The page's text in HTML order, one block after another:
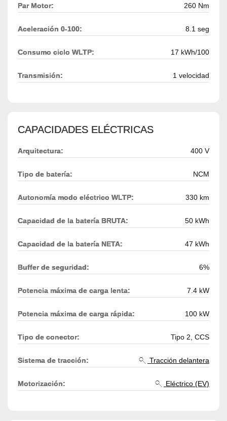
Par Motor: 260 Nm
Aceleración 0-100: 8.1 seg
Consumo ciclo WLTP: 17 kWh/100
Transmisión: 1 velocidad
CAPACIDADES ELÉCTRICAS
Arquitectura: 400 V
Tipo de batería: NCM
Autonomía modo eléctrico WLTP: 330 km
Capacidad de la batería BRUTA: 50 kWh
Capacidad de la batería NETA: 47 kWh
Buffer de seguridad: 6%
Potencia máxima de carga lenta: 7.4 kW
Potencia máxima de carga rápida: 100 kW
Tipo de conector: Tipo 2, CCS
Sistema de tracción: Tracción delantera
Motorización: Eléctrico (EV)